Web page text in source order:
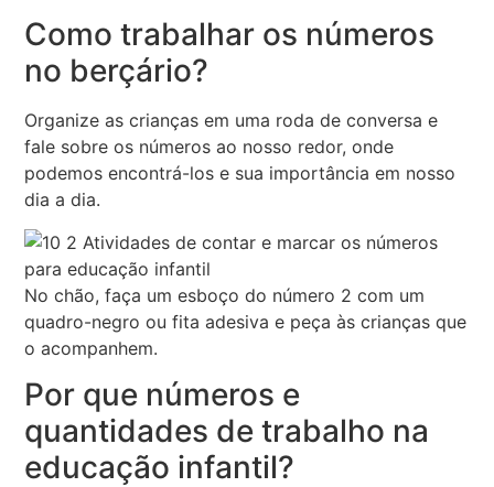
Como trabalhar os números
no berçário?
Organize as crianças em uma roda de conversa e
fale sobre os números ao nosso redor, onde
podemos encontrá-los e sua importância em nosso
dia a dia.
No chão, faça um esboço do número 2 com um
quadro-negro ou fita adesiva e peça às crianças que
o acompanhem.
Por que números e
quantidades de trabalho na
educação infantil?